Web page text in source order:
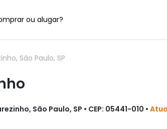
ou alugar?
São Paulo, SP
São Paulo, SP • CEP: 05441-010 •